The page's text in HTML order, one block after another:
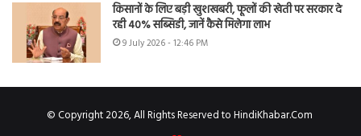
किसानों के लिए बड़ी खुशखबरी, फूलों की खेती पर सरकार दे
रही 40% सब्सिडी, जानें कैसे मिलेगा लाभ
9 July 2026 - 12:46 PM
© Copyright 2026, All Rights Reserved to HindiKhabar.Com